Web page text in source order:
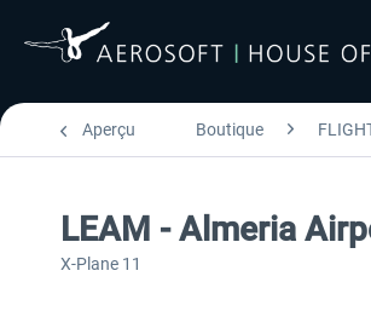
Aperçu Boutique
LEAM - Almeria
X-Plane 11